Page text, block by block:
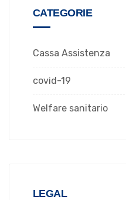
CATEGORIE
Cassa Assistenza
covid-19
Welfare sanitario
LEGAL